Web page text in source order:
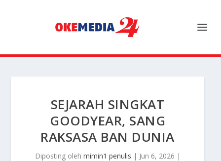
SEJARAH SINGKAT
GOODYEAR, SANG
RAKSASA BAN DUNIA
Diposting oleh mimin1 penulis | Jun 6, 2026 |